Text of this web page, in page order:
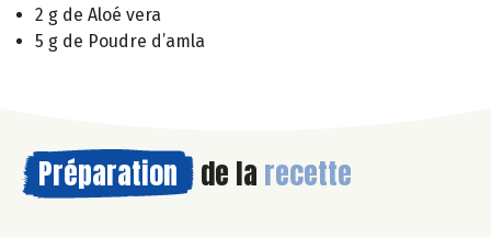
2 g de Aloé vera
5 g de Poudre d’amla
Préparation de la recette